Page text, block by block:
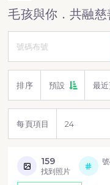
毛孩與你．共融慈
排序 預設 最
每頁項目
159
找到照片